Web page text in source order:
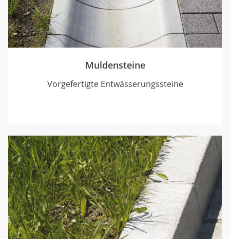
Muldensteine
Vorgefertigte Entwässerungssteine